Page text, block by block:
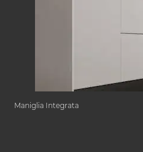
Maniglia Integrata